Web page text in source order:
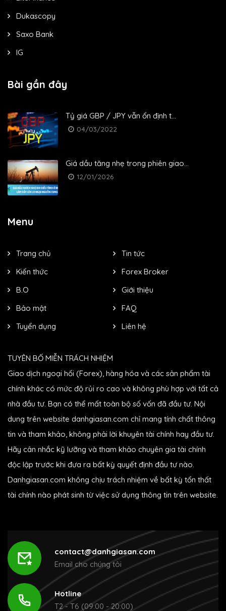
Dukascopy
Saxo Bank
IG
Bài gần đây
Tỷ giá GBP / JPY vẫn ổn định t...
04/03/2022
Giá dầu tăng nhẹ trong phiên giao...
12/01/2026
Menu
Trang chủ
Tin tức
Kiến thức
Forex Broker
B.O
Giới thiệu
Bảo mật
FAQ
Tuyển dụng
Liên hệ
TUYÊN BỐ MIỄN TRÁCH NHIỆM
Giao dịch ngoại hối (Forex), hàng hóa và các sản phẩm tài
chính khác có mức độ rủi ro cao và không phù hợp với tất cả
nhà đầu tư. Bạn có thể mất toàn bộ số vốn đã đầu tư. Nội
dung trên website danhgiasan.com chỉ mang tính chất thông
tin và tham khảo, không phải lời khuyên tài chính hay đầu tư.
Hãy cân nhắc kỹ lưỡng và tham khảo chuyên gia tài chính
độc lập trước khi đưa ra bất kỳ quyết định đầu tư nào.
Danhgiasan.com không chịu trách nhiệm về bất kỳ tổn thất
tài chính nào phát sinh từ việc sử dụng thông tin trên website.
contact@danhgiasan.com
Email cho chúng tôi
Hotline
T2 - T6 (09:00 - 20:00)